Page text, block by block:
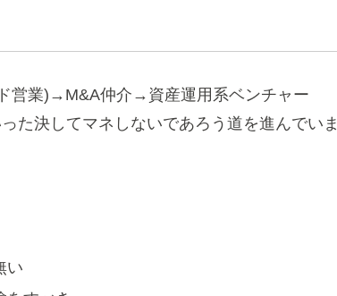
営業)→M&A仲介→資産運用系ベンチャー
た決してマネしないであろう道を進んでいま
い